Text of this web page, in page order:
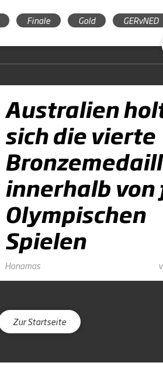
Finale Gold GERvNED
Australien
sich die vierte
innerhalb von
Olympischen
Spielen
Honamas
Zur Startseite